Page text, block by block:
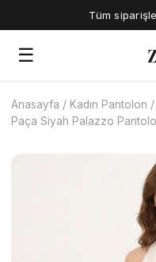
Tüm
☰
Anasayfa / Kadın Pantolon /
Paça Siyah Palazzo